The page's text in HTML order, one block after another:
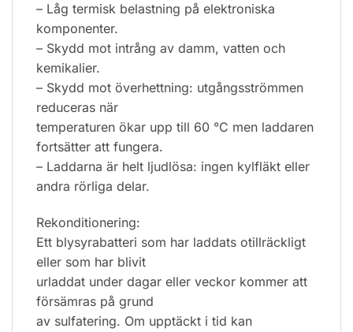
– Låg termisk belastning på elektroniska
komponenter.
– Skydd mot intrång av damm, vatten och
kemikalier.
– Skydd mot överhettning: utgångsströmmen
reduceras när
temperaturen ökar upp till 60 °C men laddaren
fortsätter att fungera.
– Laddarna är helt ljudlösa: ingen kylfläkt eller
andra rörliga delar.
Rekonditionering:
Ett blysyrabatteri som har laddats otillräckligt
eller som har blivit
urladdat under dagar eller veckor kommer att
försämras på grund
av sulfatering. Om upptäckt i tid kan